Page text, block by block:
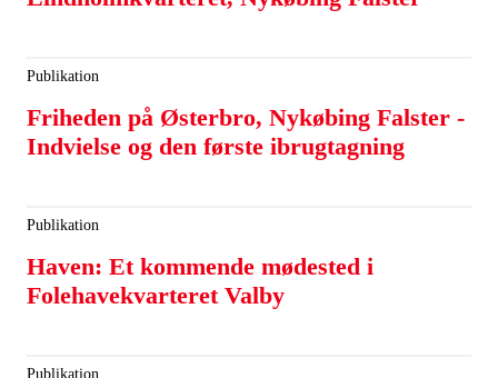
Publikation
Friheden på Østerbro, Nykøbing Falster -
Indvielse og den første ibrugtagning
Publikation
Haven: Et kommende mødested i
Folehavekvarteret Valby
Publikation